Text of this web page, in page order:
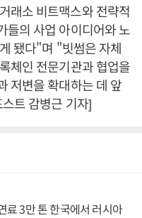
래소 비트맥스와 전략적
들의 사업 아이디어와 노
됐다"며 "빗썸은 자체
체인 전문기관과 협업을
저변을 확대하는 데 앞
트 감병근 기자]
료 3만 톤 한국에서 러시아